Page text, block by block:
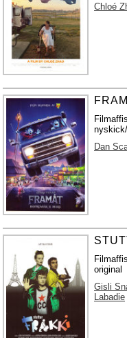
Chloé
Dan
original
Gisli
Labadie